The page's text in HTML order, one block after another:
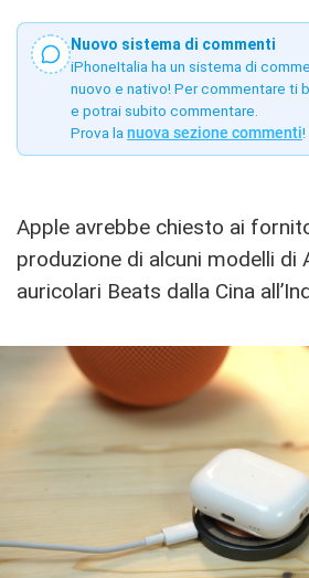
Nuovo sistema di commenti
iPhoneItalia ha un sistema di
nuovo e nativo! Per commentare ti
e potrai subito commentare.
Prova la nuova sezione commenti!
Apple avrebbe chiesto ai
produzione di alcuni modelli di
auricolari Beats dalla Cina